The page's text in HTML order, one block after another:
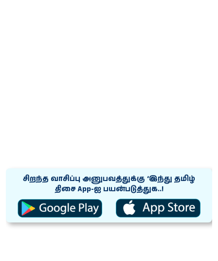
சிறந்த வாசிப்பு அனுபவத்துக்கு ‘இந்து தமிழ்
திசை App-ஐ பயன்படுத்துக..!